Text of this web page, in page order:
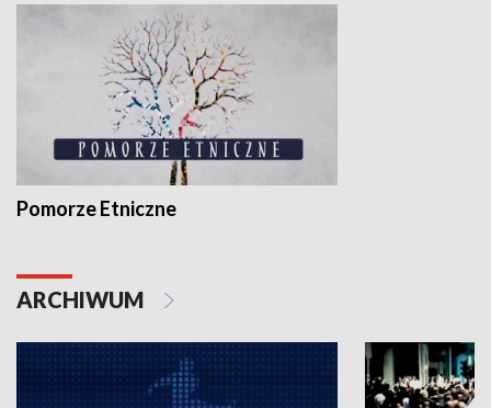
Pomorze Etniczne
ARCHIWUM